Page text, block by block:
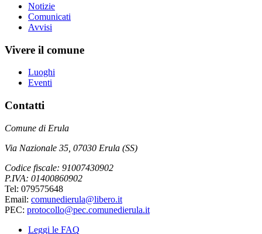
Notizie
Comunicati
Avvisi
Vivere il comune
Luoghi
Eventi
Contatti
Comune di Erula
Via Nazionale 35, 07030 Erula (SS)
Codice fiscale: 91007430902
P.IVA: 01400860902
Tel: 079575648
Email: comunedierula@libero.it
PEC: protocollo@pec.comunedierula.it
Leggi le FAQ